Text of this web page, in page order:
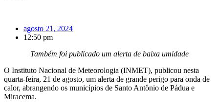
agosto 21, 2024
12:50 pm
Também foi publicado um alerta de baixa umidade
O Instituto Nacional de Meteorologia (INMET), publicou nesta
quarta-feira, 21 de agosto, um alerta de grande perigo para onda de
calor, abrangendo os municípios de Santo Antônio de Pádua e
Miracema.